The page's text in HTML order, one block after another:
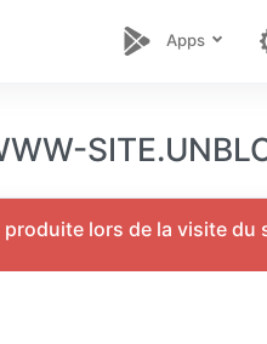
Apps
produite lors de la visite